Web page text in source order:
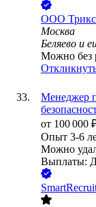
ООО
Москва
Беляево и
Можно без
Менеджер
от 100 000
Опыт 3-6
Можно
Выплаты: